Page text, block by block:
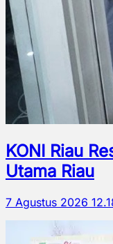
KONI Riau
Utama Riau
7 Agustus 2026